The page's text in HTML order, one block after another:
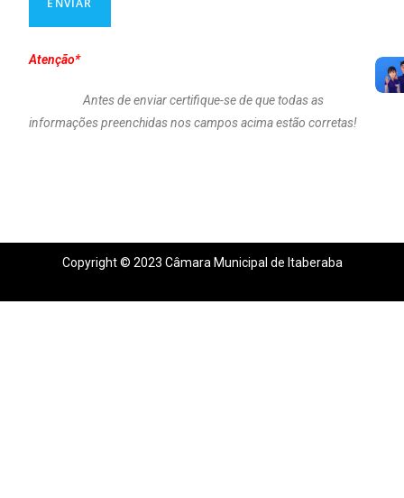
Atenção*
Antes de enviar certifique-se de que todas as
informações preenchidas nos campos acima estão corretas!
Copyright © 2023 Câmara Municipal de Itaberaba